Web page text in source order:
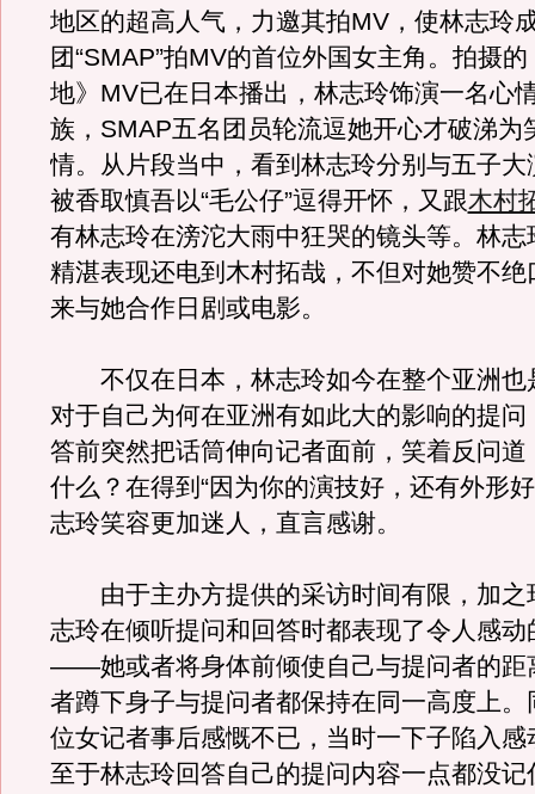
地区的超高人气，力邀其拍MV，使林志玲
团“SMAP”拍MV的首位外国女主角。拍摄
地》MV已在日本播出，林志玲饰演一名心
族，SMAP五名团员轮流逗她开心才破涕为
情。从片段当中，看到林志玲分别与五子大
被香取慎吾以“毛公仔”逗得开怀，又跟木村
有林志玲在滂沱大雨中狂哭的镜头等。林志
精湛表现还电到木村拓哉，不但对她赞不绝
来与她合作日剧或电影。
不仅在日本，林志玲如今在整个亚洲也
对于自己为何在亚洲有如此大的影响的提问
答前突然把话筒伸向记者面前，笑着反问道
什么？在得到“因为你的演技好，还有外形
志玲笑容更加迷人，直言感谢。
由于主办方提供的采访时间有限，加之
志玲在倾听提问和回答时都表现了令人感动
——她或者将身体前倾使自己与提问者的距
者蹲下身子与提问者都保持在同一高度上。
位女记者事后感慨不已，当时一下子陷入感
至于林志玲回答自己的提问内容一点都没记